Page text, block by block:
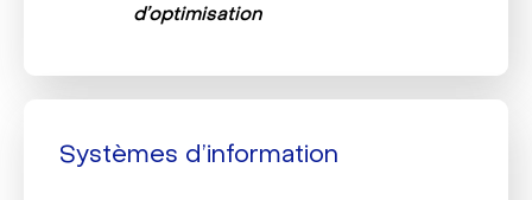
d’optimisation
Systèmes d’information